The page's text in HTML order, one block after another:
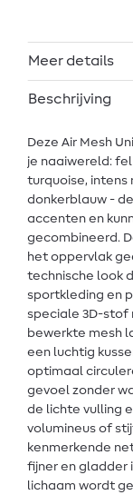
Meer details
Beschrijving
Deze Air Mesh
je naaiwereld:
turquoise, intens
donkerblauw -
accenten en
gecombineerd.
het oppervlak
technische look
sportkleding en
speciale 3D-stof
bewerkte mesh
een luchtig
optimaal
gevoel zonder
de lichte vulling
volumineus of
kenmerkende
fijner en gladder
lichaam wordt